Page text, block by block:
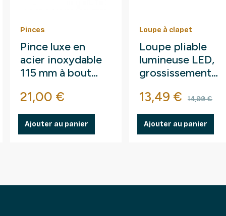
Pinces
Pince luxe en
acier inoxydable
115 mm à bout
Prix
21,00 €
Ajouter au panier
Loupe à clapet
Loupe pliable
lumineuse LED,
grossissement
Prix
13,49 € Prix
14,99 €
Ajouter au panier